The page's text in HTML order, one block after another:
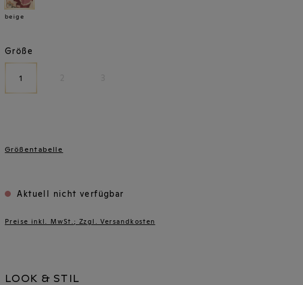
beige
Größe
1
Größentabelle
Aktuell nicht verfügbar
Preise inkl. MwSt.; Zzgl. Versandkosten
LOOK & STIL